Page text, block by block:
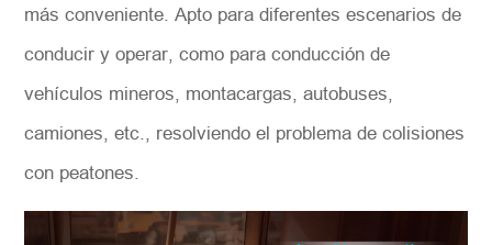
más conveniente. Apto para diferentes escenarios de
conducir y operar, como para conducción de
vehículos mineros, montacargas, autobuses,
camiones, etc., resolviendo el problema de colisiones
con peatones.